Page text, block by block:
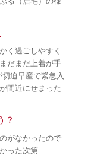
く過ごしやすく
だまだ上着が手
迫早産で緊急入
間近にせまった
？
がなかったので
った次第